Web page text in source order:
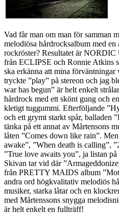
Vad får man om man för samman
melodiösa hårdrocksalbum med
rockröster? Resultatet är
från ECLIPSE och Ronnie Atkins
ska erkänna att mina förväntningar
tryckte ”play” på stereon och jag
war has begun” är helt enkelt
hårdrock med ett skönt gung och
kletigt tuggummi. Efterföljande
och ett grymt starkt spår, balladen
tänka på ett annat av Mårtensons
låten ”Comes down like rain”.
awake”, ”When death is calling”,
”True love awaits you”, ja listan
Skivan tar vid där
från PRETTY MAIDS album
andra ord högkvalitativ melodiös
musiker, starka låtar och en
med Mårtenssons snygga
är helt enkelt en fullträff!